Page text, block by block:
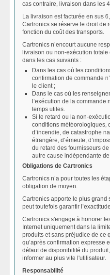
cas contraire, livraison dans les
La livraison est facturée en sus
Cartronics se réserve le droit de
fonction du coût des transports.
Cartronics n’encourt aucune
livraison ou non-exécution
dans les cas suivants :
Dans les cas où les
confirmation de commande
le client ;
Dans le cas où les
l’exécution de la commande
temps utiles.
Si le retard ou la non-
conditions météorologiques,
d’incendie, de catastrophe
étrangère, d’émeute,
du retard des fournisseurs
autre cause indépendante
Obligations de Cartronics
Cartronics n’a pour toutes les
obligation de moyen.
Cartronics apporte le plus grand
peut toutefois garantir
Cartronics s'engage à honorer
Internet uniquement dans la
produits et sans préjudice de ce
qu’après confirmation expresse
défaut de disponibilité du
informer au plus vite l'utilisateur.
Responsabilité